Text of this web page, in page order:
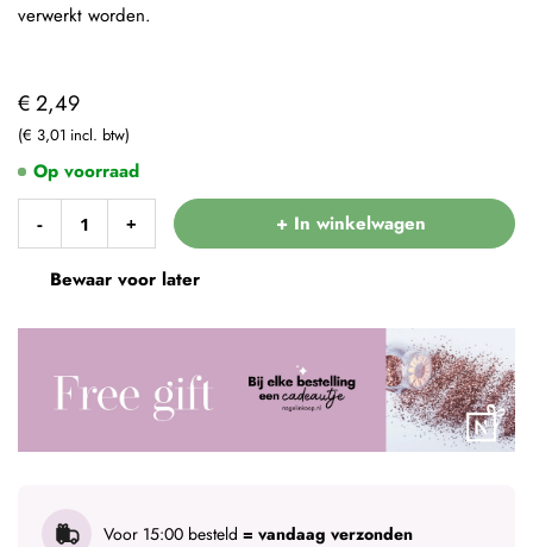
€ 2,49
€ 3,01
- + + In winkelwagen
Bewaar voor later
Voor 15:00 besteld = vandaag verzonden
Op voorraad
verwerkt worden.